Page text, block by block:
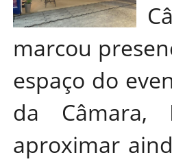
marcou
espaço do
da Câmara,
aproximar